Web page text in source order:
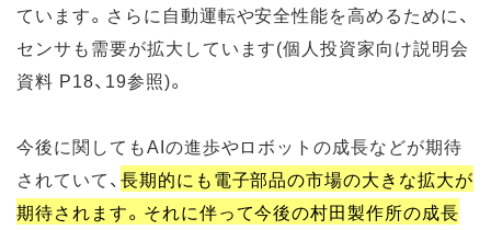
ています。さらに自動運転や安全性能を高めるために、
センサも需要が拡大しています(個人投資家向け説明会
資料 P18、19参照)。
今後に関してもAIの進歩やロボットの成長などが期待
されていて、長期的にも電子部品の市場の大きな拡大が
期待されます。それに伴って今後の村田製作所の成長